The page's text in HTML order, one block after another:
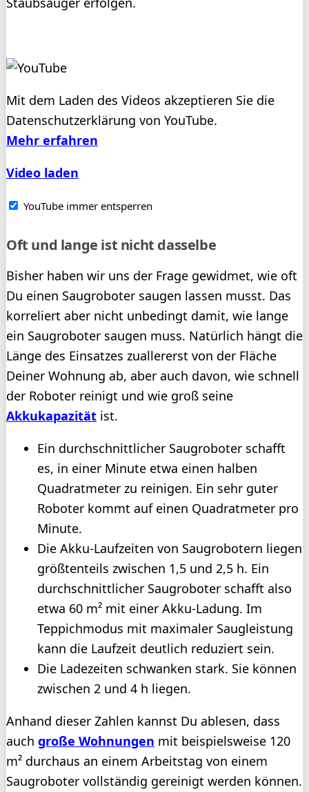
Mit dem Laden des Videos akzeptieren Sie die
Datenschutzerklärung von YouTube.
Mehr erfahren
Video laden
YouTube immer entsperren
Oft und lange ist nicht dasselbe
Bisher haben wir uns der Frage gewidmet, wie oft
Du einen Saugroboter saugen lassen musst. Das
korreliert aber nicht unbedingt damit, wie lange
ein Saugroboter saugen muss. Natürlich hängt die
Länge des Einsatzes zuallererst von der Fläche
Deiner Wohnung ab, aber auch davon, wie schnell
der Roboter reinigt und wie groß seine
Akkukapazität ist.
Ein durchschnittlicher Saugroboter schafft
es, in einer Minute etwa einen halben
Quadratmeter zu reinigen. Ein sehr guter
Roboter kommt auf einen Quadratmeter pro
Minute.
Die Akku-Laufzeiten von Saugrobotern liegen
größtenteils zwischen 1,5 und 2,5 h. Ein
durchschnittlicher Saugroboter schafft also
etwa 60 m² mit einer Akku-Ladung. Im
Teppichmodus mit maximaler Saugleistung
kann die Laufzeit deutlich reduziert sein.
Die Ladezeiten schwanken stark. Sie können
zwischen 2 und 4 h liegen.
Anhand dieser Zahlen kannst Du ablesen, dass
auch große Wohnungen mit beispielsweise 120
m² durchaus an einem Arbeitstag von einem
Saugroboter vollständig gereinigt werden können.